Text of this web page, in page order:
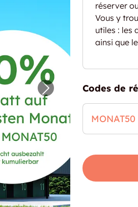
Frasnacht"Image prochaine
réserver
Vous y
utiles : les
ainsi que
Codes de
MONAT50